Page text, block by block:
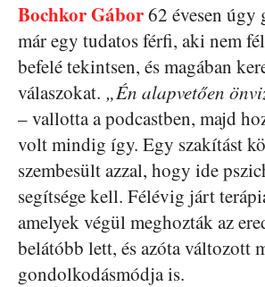
Bochkor Gábor62 évesen úgy
már egy tudatos férfi, aki nem
befelé tekintsen, és magában
válaszokat. „Én alapvetően
– vallotta a podcastben, majd
volt mindig így. Egy szakítást
szembesült azzal, hogy ide
segítsége kell. Félévig járt
amelyek végül meghozták az
belátóbb lett, és azóta változott
gondolkodásmódja is.